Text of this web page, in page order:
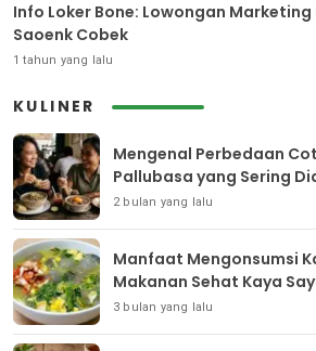
Info Loker Bone: Lowongan Marketing
Saoenk Cobek
1 tahun yang lalu
KULINER
Mengenal Perbedaan
Pallubasa yang Sering
2 bulan yang lalu
Manfaat Mengonsumsi
Makanan Sehat Kaya
3 bulan yang lalu